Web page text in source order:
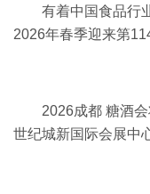
有着中国食品行
2026年春季迎来第
2026成都 糖酒
世纪城新国际会展中